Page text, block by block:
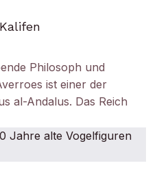
Philosoph und
ist einer der
al-Andalus. Das Reich